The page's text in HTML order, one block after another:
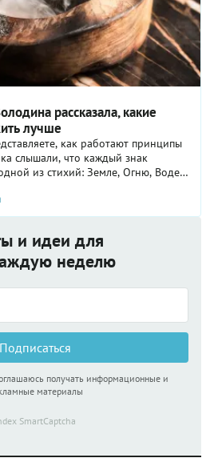
рассказала, какие
лучше
как работают принципы
слышали, что каждый знак
из стихий: Земле, Огню, Воде
гАСТРО-фестиваль
пройдет в Москве с 18 июля по
и идеи для
неделю
Подписаться
получать информационные и
материалы
SmartCaptcha